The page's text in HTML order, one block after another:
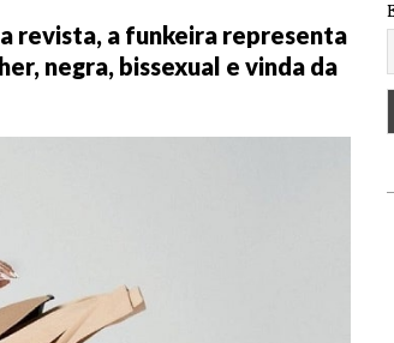
revista, a funkeira representa
negra, bissexual e vinda da